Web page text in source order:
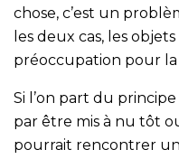
chose, c’est un
les deux cas, les
préoccupation pour la
Si l’on part du
par être mis à nu tôt
pourrait rencontrer